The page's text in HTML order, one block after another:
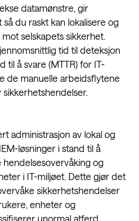
datamønstre, gir
du raskt kan lokalisere og
selskapets sikkerhet.
tid til deteksjon
til å svare (MTTR) for IT-
de manuelle arbeidsflytene
administrasjon av lokal og
løsninger i stand til å
og
i IT-miljøet. Dette gjør det
sikkerhetshendelser
enheter og
unormal atferd